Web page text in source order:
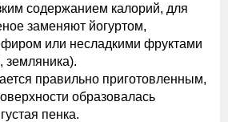
содержанием калорий, для
заменяют йогуртом,
или несладкими фруктами
земляника).
правильно приготовленным,
образовалась
пенка.